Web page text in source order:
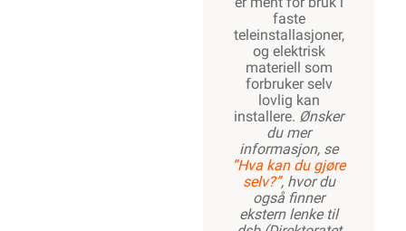
faste
teleinstallasjoner,
og elektrisk
materiell som
forbruker selv
lovlig kan
installere. Ønsker
du mer
informasjon, se
”Hva kan du gjøre
selv?”, hvor du
også finner
ekstern lenke til